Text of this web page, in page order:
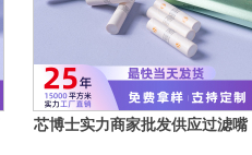
芯博士实力商家批发供应过滤嘴